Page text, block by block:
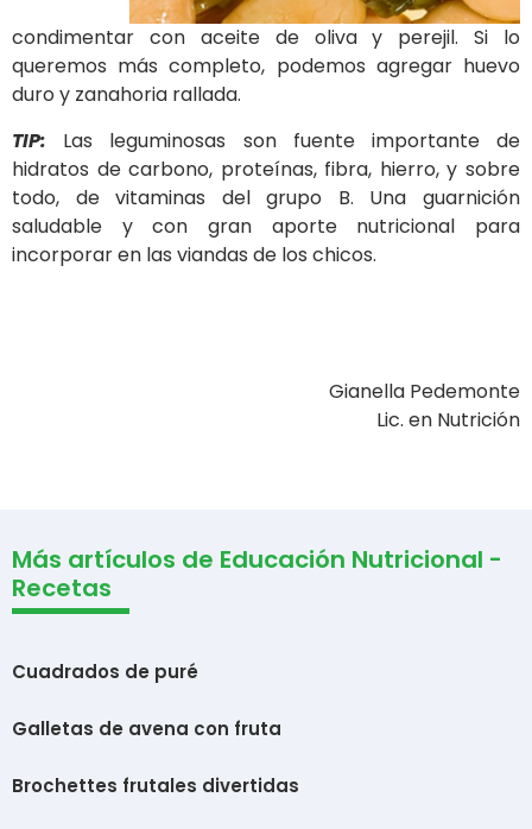
condimentar con aceite de oliva y perejil. Si lo
queremos más completo, podemos agregar huevo
duro y zanahoria rallada.
TIP: Las leguminosas son fuente importante de
hidratos de carbono, proteínas, fibra, hierro, y sobre
todo, de vitaminas del grupo B. Una guarnición
saludable y con gran aporte nutricional para
incorporar en las viandas de los chicos.
Gianella Pedemonte
Lic. en Nutrición
Más artículos de Educación Nutricional -
Recetas
Cuadrados de puré
Galletas de avena con fruta
Brochettes frutales divertidas